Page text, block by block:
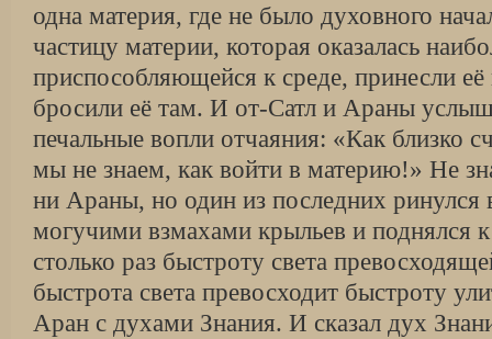
одна материя, где не было духовного
частицу материи, которая оказалась
приспособляющейся к среде, принесли её
бросили её там. И от-Сатл и Араны
печальные вопли отчаяния: «Как близко
мы не знаем, как войти в материю!» Не
ни Араны, но один из последних
могучими взмахами крыльев и поднялся
столько раз быстроту света
быстрота света превосходит быстроту
Аран с духами Знания. И сказал дух